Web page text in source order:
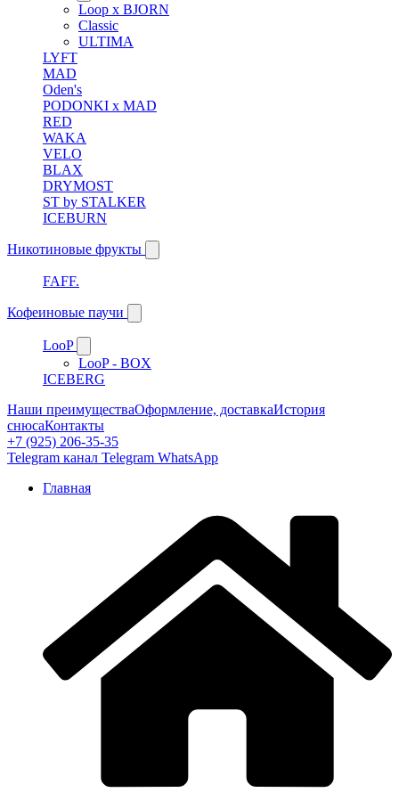
Loop x BJORN
Classic
ULTIMA
LYFT
MAD
Oden's
PODONKI x MAD
RED
WAKA
VELO
BLAX
DRYMOST
ST by STALKER
ICEBURN
Никотиновые фрукты
FAFF.
Кофеиновые паучи
LooP
LooP - BOX
ICEBERG
Наши преимуществаОформление, доставкаИстория
снюсаКонтакты
+7 (925) 206-35-35
Telegram канал Telegram WhatsApp
Главная